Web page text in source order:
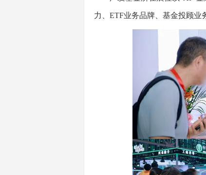
力、ETF业务品牌、基金投顾业